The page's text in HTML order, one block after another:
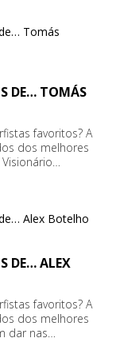
DE… TOMÁS
favoritos? A
dos melhores
DE… ALEX
favoritos? A
dos melhores
dar nas…